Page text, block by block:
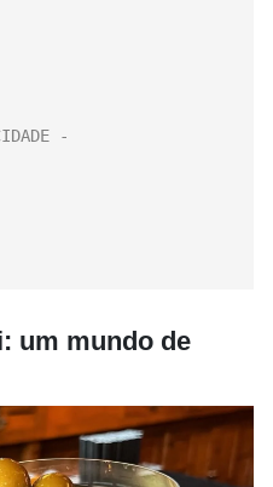
um mundo de